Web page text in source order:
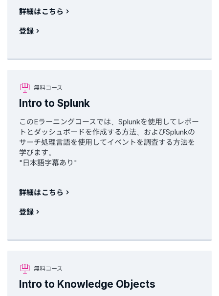
詳細はこちら
登録
無料コース
Intro to Splunk
このEラーニングコースでは、Splunkを使用してレポー
トとダッシュボードを作成する方法、およびSplunkの
サーチ処理言語を使用してイベントを調査する方法を
学びます。
"日本語字幕あり"
詳細はこちら
登録
無料コース
Intro to Knowledge Objects